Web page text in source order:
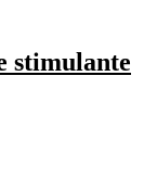
stimulante